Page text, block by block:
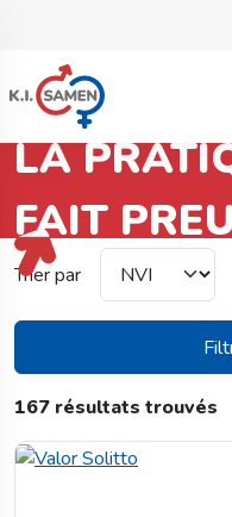
LA
FAIT
Holstein
Trier par
167 résultats trouvés